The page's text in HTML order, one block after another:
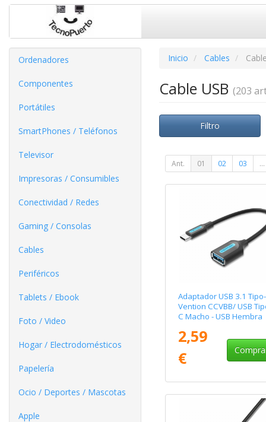
Ordenadores
Componentes
Portátiles
SmartPhones / Teléfonos
Televisor
Impresoras / Consumibles
Conectividad / Redes
Gaming / Consolas
Cables
Periféricos
Tablets / Ebook
Foto / Video
Hogar / Electrodomésticos
Papelería
Ocio / Deportes / Mascotas
Apple
Inicio Cables
Cable USB (203
Filtro
Ant. 01 02 03 ...
Adaptador USB 3.1
Vention CCVBB/ USB
C Macho - USB Hembra
2,59
€